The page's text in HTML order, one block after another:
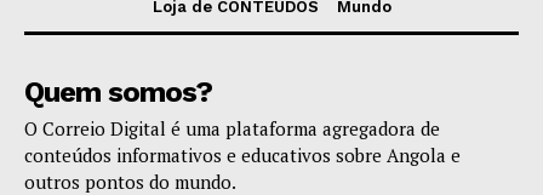
Loja de CONTEÚDOS
Mundo
Quem somos?
O Correio Digital é uma plataforma agregadora de
conteúdos informativos e educativos sobre Angola e
outros pontos do mundo.